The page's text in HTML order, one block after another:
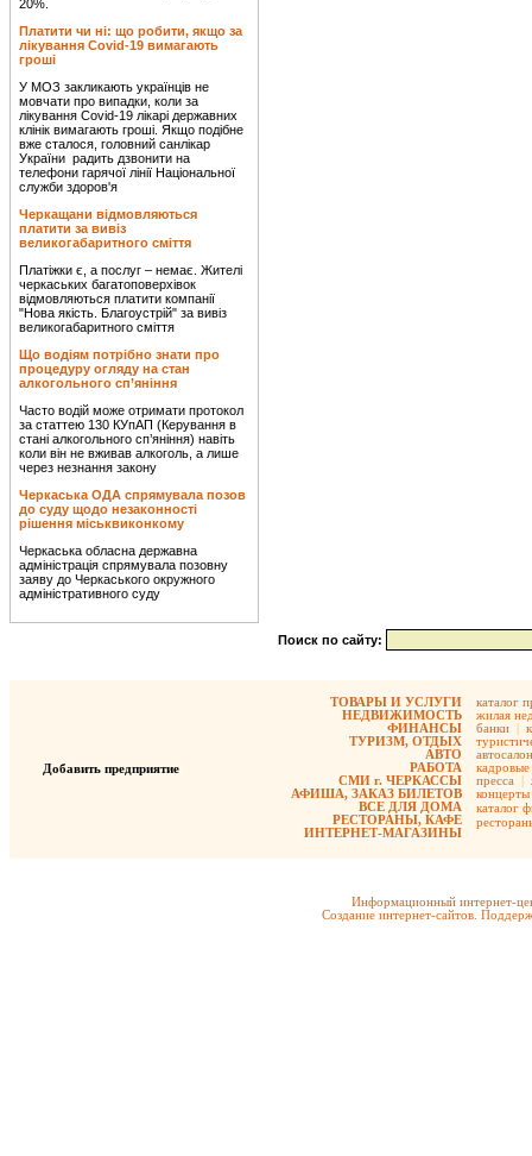
20%.
Платити чи ні: що робити, якщо за
лікування Covid-19 вимагають
гроші
У МОЗ закликають українців не
мовчати про випадки, коли за
лікування Covid-19 лікарі державних
клінік вимагають гроші. Якщо подібне
вже сталося, головний санлікар
України радить дзвонити на
телефони гарячої лінії Національної
служби здоров'я
Черкащани відмовляються
платити за вивіз
великогабаритного сміття
Платіжки є, а послуг – немає. Жителі
черкаських багатоповерхівок
відмовляються платити компанії
"Нова якість. Благоустрій" за вивіз
великогабаритного сміття
Що водіям потрібно знати про
процедуру огляду на стан
алкогольного сп’яніння
Часто водій може отримати протокол
за статтею 130 КУпАП (Керування в
стані алкогольного сп’яніння) навіть
коли він не вживав алкоголь, а лише
через незнання закону
Черкаська ОДА спрямувала позов
до суду щодо незаконності
рішення міськвиконкому
Черкаська обласна державна
адміністрація спрямувала позовну
заяву до Черкаського окружного
адміністративного суду
Поиск по сайту:
Добавить предприятие
ТОВАРЫ И УСЛУГИ
НЕДВИЖИМОСТЬ
ФИНАНСЫ
ТУРИЗМ, ОТДЫХ
АВТО
РАБОТА
СМИ г. ЧЕРКАССЫ
АФИША, ЗАКАЗ БИЛЕТОВ
ВСЕ ДЛЯ ДОМА
РЕСТОРАНЫ, КАФЕ
ИНТЕРНЕТ-МАГАЗИНЫ
каталог
жилая
банки |
кадровые
пресса |
концерты
каталог
Информационный интернет-
Создание интернет-сайтов.